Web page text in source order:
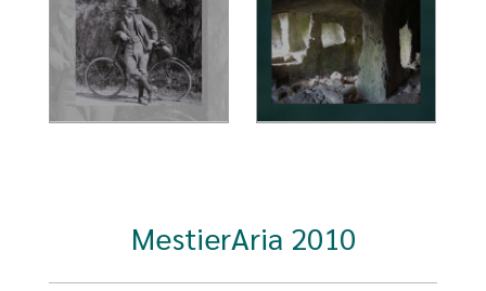
MestierAria 2010